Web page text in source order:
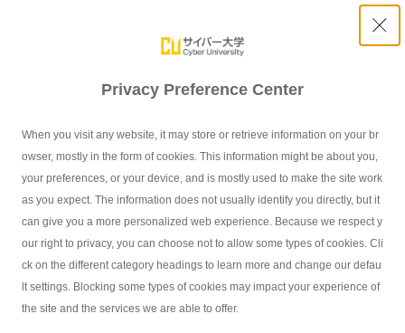
Privacy Preference Center
When you visit any website, it may store or retrieve information on your br
owser, mostly in the form of cookies. This information might be about you,
your preferences, or your device, and is mostly used to make the site work
as you expect. The information does not usually identify you directly, but it
can give you a more personalized web experience. Because we respect y
our right to privacy, you can choose not to allow some types of cookies. Cli
ck on the different category headings to learn more and change our defau
lt settings. Blocking some types of cookies may impact your experience of
the site and the services we are able to offer.
2022年度 春学期の新規開講科目を更新しました
サイバー大学TOP お知らせ 2022年度 春学期の新規開講科目を更新し